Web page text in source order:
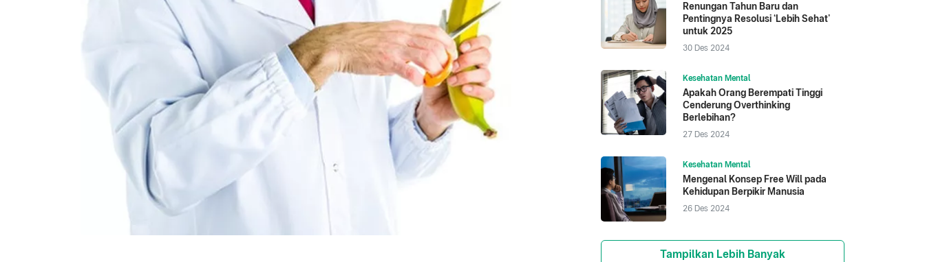
Renungan Tahun Baru dan
Pentingnya Resolusi ‘Lebih Sehat’
untuk 2025
30 Des 2024
Kesehatan Mental
Apakah Orang Berempati Tinggi
Cenderung Overthinking
Berlebihan?
27 Des 2024
Kesehatan Mental
Mengenal Konsep Free Will pada
Kehidupan Berpikir Manusia
26 Des 2024
Tampilkan Lebih Banyak